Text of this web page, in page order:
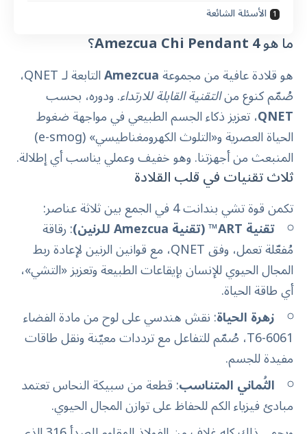
الأسئلة الشائعة
ما هوAmezcua Chi Pendant 4؟
هو قلادة عافية من مجموعةAmezcua التابعة لـ QNET،
صُمّم كنوع منالتقنية القابلة للارتداء. ودوره، بحسب
QNET، تعزيز ذكاء الجسم الطبيعي في مواجهة ضغوط
الحياة العصرية و«التلوث الكهرومغناطيسي» (e-smog)
المنبعث من أجهزتنا. وهو خفيف وعملي يناسب أي إطلالة.
ثلاث تقنيات في قلب القلادة
تكمن قوة تشي بندانت 4 في الجمع بين ثلاثة عناصر:
تقنية ART™ (تقنية Amezcuaللرنين): رقاقة
مُفعّلة تعمل، وفق QNET، مع قوانين الرنين لإعادة ربط
المجال الحيوي للإنسان بإيقاعات الطبيعة وتعزيز «التشي»،
أي طاقة الحياة.
زهرة الحياة: نقش هندسي على لوح من مادة الفضاء
6061-T6، صُمّم للتفاعل مع ترددات معيّنة ونقل طاقات
مفيدة للجسم.
الثُماني المتناسب: قطعة من سبيكة النحاس تعتمد
مبادئ فيزياء الكم للحفاظ على توازن المجال الحيوي.